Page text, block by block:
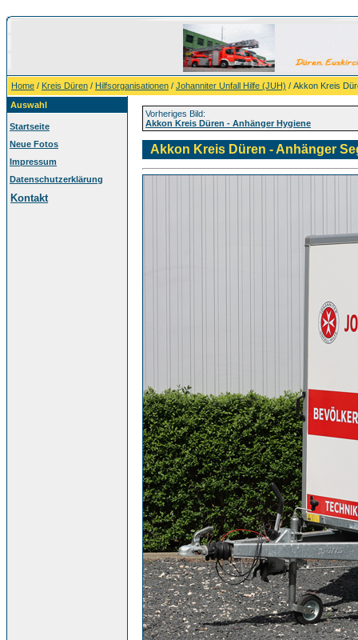
Home / Kreis Düren / Hilfsorganisationen / Johanniter Unfall Hilfe (JUH) / Akkon Kreis
Auswahl
Startseite
Neue Fotos
Impressum
Datenschutzerklärung
Kontakt
Vorheriges Bild:
Akkon Kreis Düren - Anhänger Hygiene
Akkon Kreis Düren - Anhänger